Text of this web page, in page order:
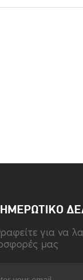
για να
μας